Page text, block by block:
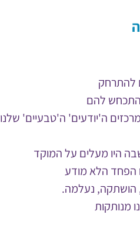
להתרחק
להתכחש להם
ה'יודעים' ה'טבעיים' שלנו
היו מעלים על המוקד
הפחד הלא מודע
הושתקה, נעלמה.
מנותקות